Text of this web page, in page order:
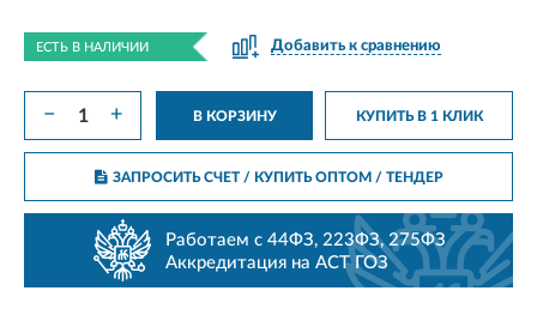
ЕСТЬ В НАЛИЧИИ Добавить к сравнению
− + В КОРЗИНУ КУПИТЬ В 1 КЛИК
ЗАПРОСИТЬ СЧЕТ / КУПИТЬ ОПТОМ/ ТЕНДЕР
Работаем с 44ФЗ, 223ФЗ, 275ФЗ
Аккредитация на АСТ ГОЗ